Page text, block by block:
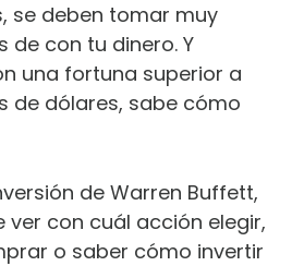
se deben tomar muy
de con tu dinero. Y
una fortuna superior a
de dólares, sabe cómo
de Warren Buffett,
ver con cuál acción elegir,
o saber cómo invertir